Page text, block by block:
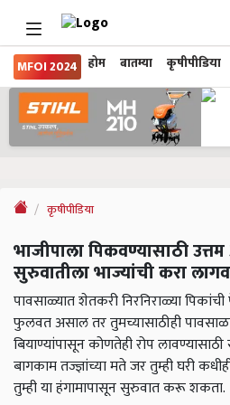
MFOI 2024 होम बातम्या कृषीपीडिया
कृषीपीडिया
भाजीपाला पिकवण्यासाठी
सुरुवातीला भाज्यांची करा
पावसाळ्यात शेतकरी निरनिराळ्या
फुलवत असाल तर तुमच्यासाठीही
बियाण्यांपासून कोणतेही रोप
बागकाम तज्ज्ञांच्या मते जर तुम्ही घरी
तुम्ही या हंगामापासून सुरुवात करू शकता.